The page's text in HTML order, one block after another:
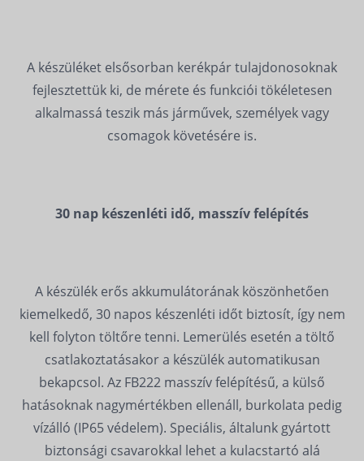
A készüléket elsősorban kerékpár tulajdonosoknak
fejlesztettük ki, de mérete és funkciói tökéletesen
alkalmassá teszik más járművek, személyek vagy
csomagok követésére is.
30 nap készenléti idő, masszív felépítés
A készülék erős akkumulátorának köszönhetően
kiemelkedő, 30 napos készenléti időt biztosít, így nem
kell folyton töltőre tenni. Lemerülés esetén a töltő
csatlakoztatásakor a készülék automatikusan
bekapcsol. Az FB222 masszív felépítésű, a külső
hatásoknak nagymértékben ellenáll, burkolata pedig
vízálló (IP65 védelem). Speciális, általunk gyártott
biztonsági csavarokkal lehet a kulacstartó alá